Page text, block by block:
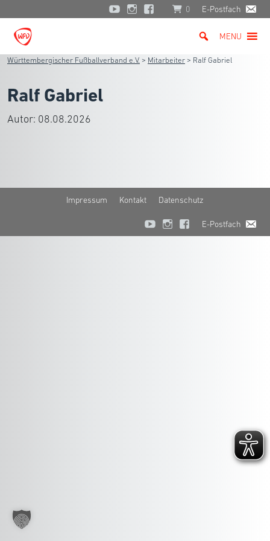
0 E-Postfach
MENU
Württembergischer Fußballverband e.V. > Mitarbeiter > Ralf Gabriel
Ralf Gabriel
Autor: 08.08.2026
Impressum Kontakt Datenschutz
E-Postfach